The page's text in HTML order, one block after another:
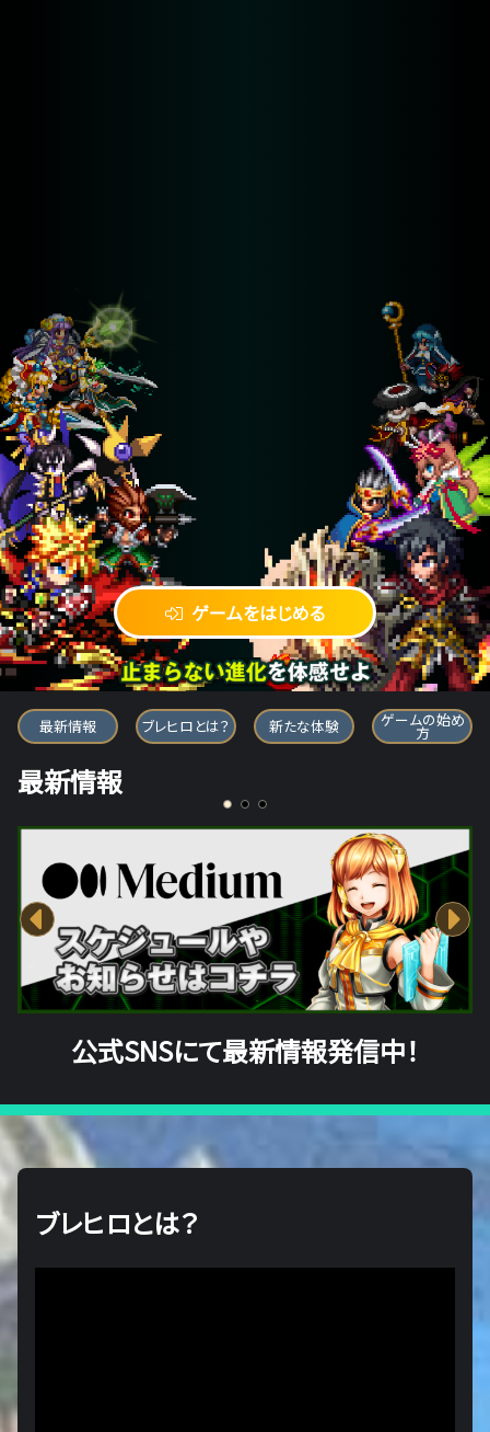
ゲームをはじめる
ブレイブ フロンティア ヒーローズ
最新情報 ブレヒロとは？ 新たな体験 ゲームの始め
方
最新情報
公式SNSにて最新情報発信中！
ブレヒロとは？